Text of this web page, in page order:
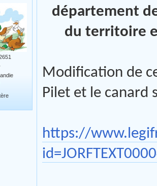
département
du territoire
Modification de
Pilet et le canard
https://